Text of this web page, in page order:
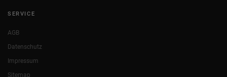
SERVICE
AGB
Datenschutz
Impressum
Sitemap